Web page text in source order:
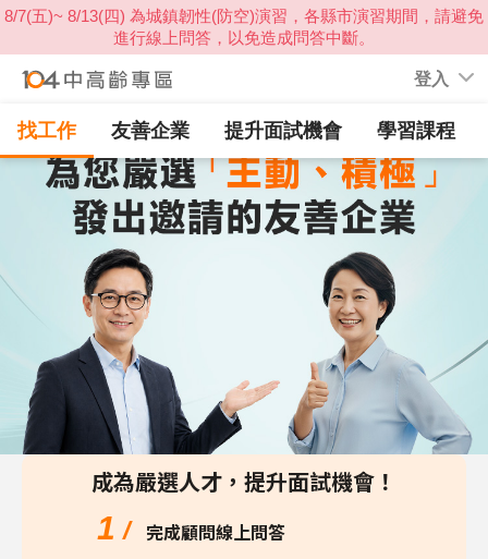
登入
找工作 友善企業 提升面試機會 學習課程
成為嚴選人才，提升面試機會！
1 / 完成顧問線上問答